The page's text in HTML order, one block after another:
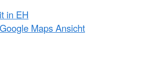
in EH
Maps Ansicht